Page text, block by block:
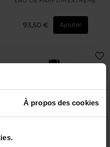
À propos des cookies
93,50 € Ajouter